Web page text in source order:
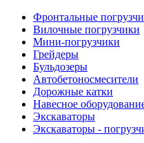
Фронтальные
Вилочные погрузчики
Мини-погрузчики
Грейдеры
Бульдозеры
Автобетоносмесители
Дорожные катки
Навесное
Экскаваторы
Экскаваторы -